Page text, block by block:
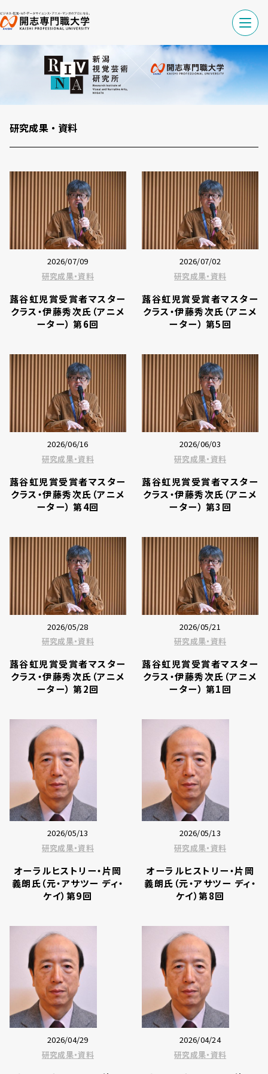
研究成果・資料
2026/07/09
研究成果・資料
蕗谷虹児賞受賞者マスター
クラス・伊藤秀次氏（アニメ
ーター） 第6回
2026/07/02
研究成果・資料
蕗谷虹児賞受賞者マスター
クラス・伊藤秀次氏（アニメ
ーター） 第5回
2026/06/16
研究成果・資料
蕗谷虹児賞受賞者マスター
クラス・伊藤秀次氏（アニメ
ーター） 第4回
2026/06/03
研究成果・資料
蕗谷虹児賞受賞者マスター
クラス・伊藤秀次氏（アニメ
ーター） 第3回
2026/05/28
研究成果・資料
蕗谷虹児賞受賞者マスター
クラス・伊藤秀次氏（アニメ
ーター） 第2回
2026/05/21
研究成果・資料
蕗谷虹児賞受賞者マスター
クラス・伊藤秀次氏（アニメ
ーター） 第1回
2026/05/13
研究成果・資料
オーラルヒストリー・片岡
義朗氏（元・アサツー ディ・
ケイ）第9回
2026/05/13
研究成果・資料
オーラルヒストリー・片岡
義朗氏（元・アサツー ディ・
ケイ）第8回
2026/04/29
研究成果・資料
2026/04/24
研究成果・資料